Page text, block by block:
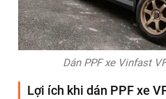
Dán PPF xe Vinfast
Lợi ích khi dán PPF xe